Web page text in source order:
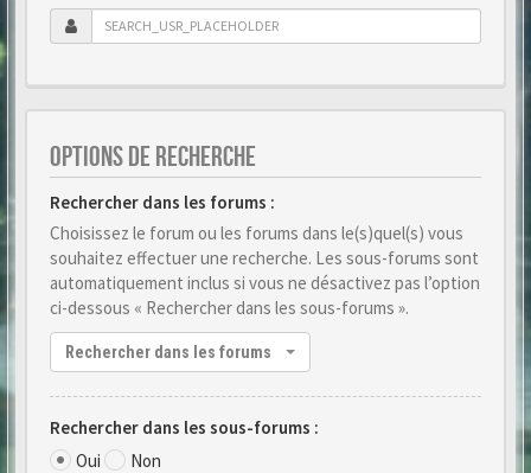
OPTIONS DE RECHERCHE
Rechercher dans les forums :
Choisissez le forum ou les forums dans le(s)quel(s) vous
souhaitez effectuer une recherche. Les sous-forums sont
automatiquement inclus si vous ne désactivez pas l’option
ci-dessous « Rechercher dans les sous-forums ».
Rechercher dans les forums
Rechercher dans les sous-forums :
Oui
Non